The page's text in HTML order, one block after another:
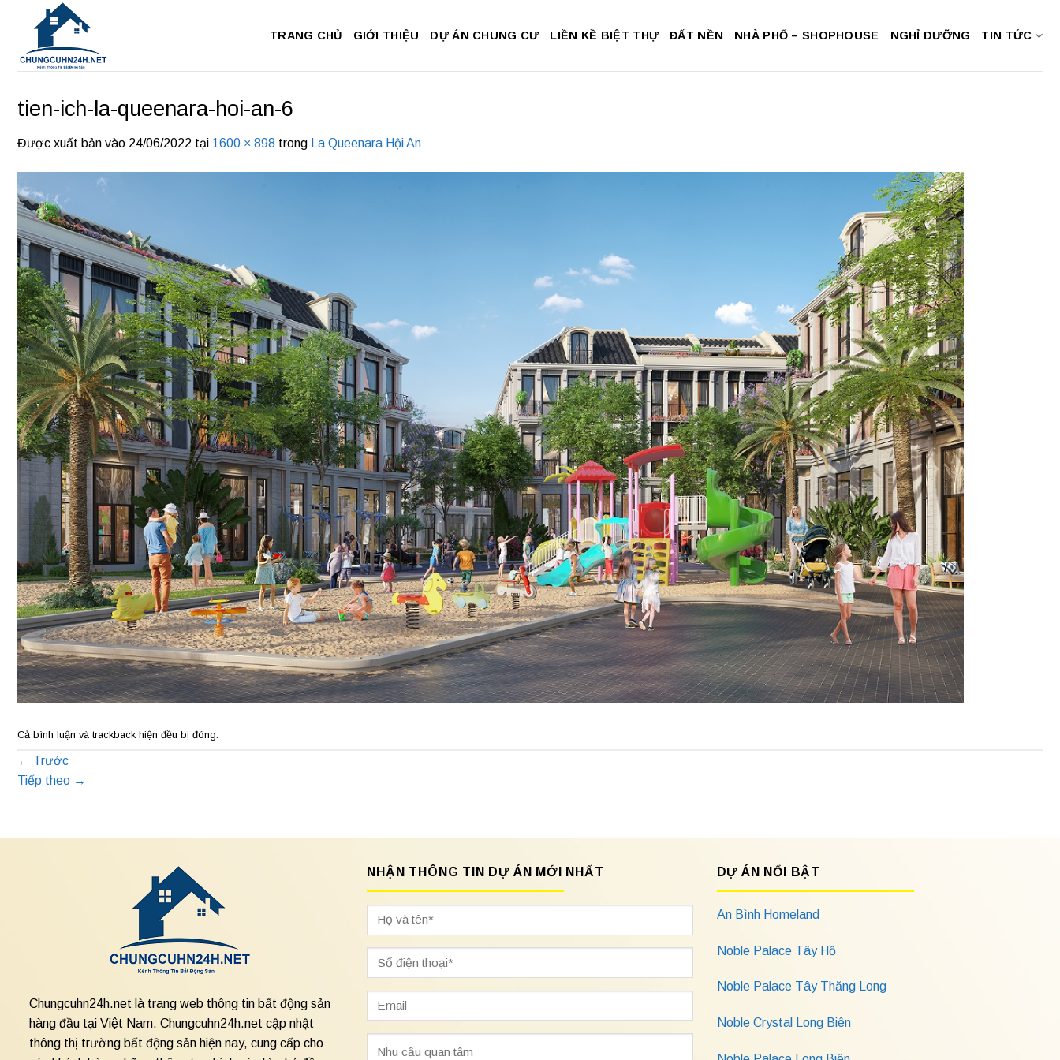
dung
TRANG CHỦ GIỚI THIỆU DỰ ÁN CHUNG CƯ LIỀN KỀ BIỆT THỰ ĐẤT NỀN NHÀ PHỐ – SHOPHOUSE NGHỈ DƯỠNG TIN TỨC
tien-ich-la-queenara-hoi-an-6
Được xuất bản vào 24/06/2022 tại 1600 × 898 trong La Queenara Hội An
Cả bình luận và trackback hiện đều bị đóng.
← Trước
Tiếp theo →
Chungcuhn24h.net là trang web thông tin bất động sản
hàng đầu tại Việt Nam. Chungcuhn24h.net cập nhật
thông thị trường bất động sản hiện nay, cung cấp cho
NHẬN THÔNG TIN DỰ ÁN MỚI NHẤT DỰ ÁN NỔI BẬT
An Bình Homeland
Noble Palace Tây Hồ
Noble Palace Tây Thăng Long
Noble Crystal Long Biên